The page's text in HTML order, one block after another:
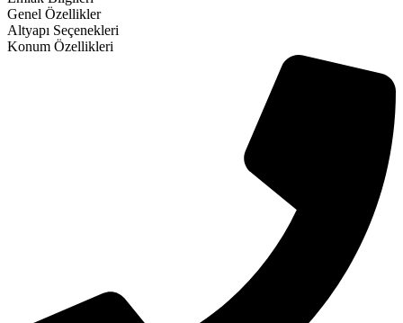
Genel Özellikler
Altyapı Seçenekleri
Konum Özellikleri